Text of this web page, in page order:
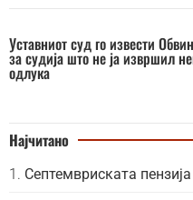
Уставниот суд го извести
за судија што не ја извршил
одлука
Најчитано
Септемвриската